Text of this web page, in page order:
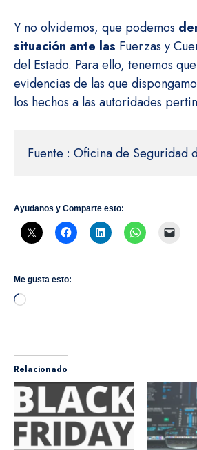
Y no olvidemos, que podemos
situación ante las Fuerzas y
del Estado. Para ello, tenemos
evidencias de las que
los hechos a las autoridades
Fuente : Oficina de Seguridad
Ayudanos y Comparte esto:
Me gusta esto:
Cargando...
Relacionado